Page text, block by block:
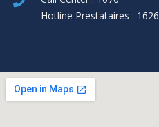
Hotline Prestataires : 1626